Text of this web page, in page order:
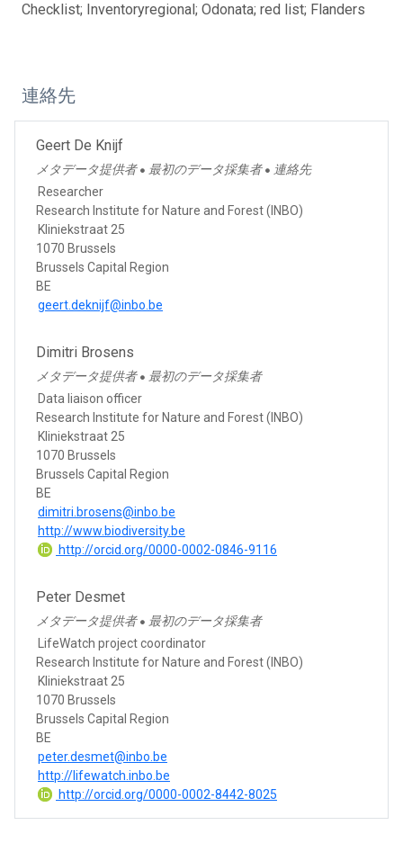
Checklist; Inventoryregional; Odonata; red list; Flanders
連絡先
Geert De Knijf
メタデータ提供者 ● 最初のデータ採集者 ● 連絡先
Researcher
Research Institute for Nature and Forest (INBO)
Kliniekstraat 25
1070 Brussels
Brussels Capital Region
BE
geert.deknijf@inbo.be
Dimitri Brosens
メタデータ提供者 ● 最初のデータ採集者
Data liaison officer
Research Institute for Nature and Forest (INBO)
Kliniekstraat 25
1070 Brussels
Brussels Capital Region
BE
dimitri.brosens@inbo.be
http://www.biodiversity.be
http://orcid.org/0000-0002-0846-9116
Peter Desmet
メタデータ提供者 ● 最初のデータ採集者
LifeWatch project coordinator
Research Institute for Nature and Forest (INBO)
Kliniekstraat 25
1070 Brussels
Brussels Capital Region
BE
peter.desmet@inbo.be
http://lifewatch.inbo.be
http://orcid.org/0000-0002-8442-8025